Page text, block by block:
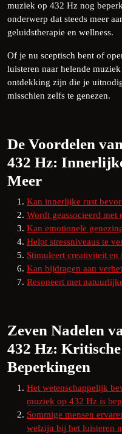
muziek op 432 Hz nog
onderwerp dat steeds meer
geluidstherapie en wellness.
Of je nu sceptisch bent of
luisteren naar helende
ontdekking zijn die je
misschien zelfs te genezen.
De Voordelen
432 Hz:
Meer
Kan innerlijke rust
Wordt geassocieerd met
Kan emotionele
Helpt stressniveaus te
Stimuleert creativiteit en
Kan bijdragen aan
Resoneert met
Zeven Nadelen
432 Hz:
Beperkingen
Het wetenschappelijk
muziek op 432 Hz is
Sommige mensen
welzijn bij het luisteren